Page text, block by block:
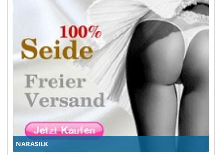
NARASILK